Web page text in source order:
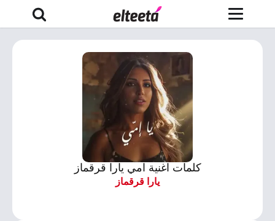
كلمات اغنية امي يارا قرقماز
يارا قرقماز